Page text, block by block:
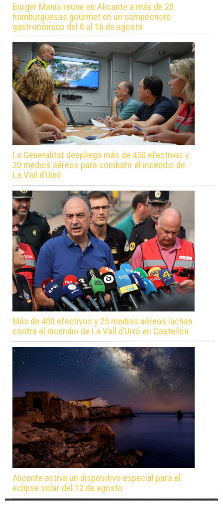
Burger Manía reúne en Alicante a más de 20
hamburguesas gourmet en un campeonato
gastronómico del 6 al 16 de agosto
La Generalitat despliega más de 450 efectivos y
20 medios aéreos para combatir el incendio de
La Vall d’Uixó
Más de 400 efectivos y 25 medios aéreos luchan
contra el incendio de La Vall d’Uixó en Castellón
Alicante activa un dispositivo especial para el
eclipse solar del 12 de agosto